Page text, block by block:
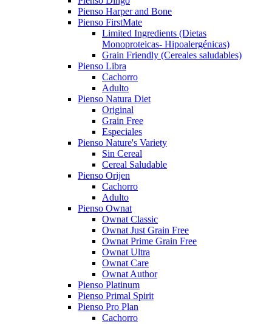
Pienso Harper and Bone
Pienso FirstMate
Limited Ingredients (Dietas
Monoproteicas- Hipoalergénicas)
Grain Friendly (Cereales saludables)
Pienso Libra
Cachorro
Adulto
Pienso Natura Diet
Original
Grain Free
Especiales
Pienso Nature's Variety
Sin Cereal
Cereal Saludable
Pienso Orijen
Cachorro
Adulto
Pienso Ownat
Ownat Classic
Ownat Just Grain Free
Ownat Prime Grain Free
Ownat Ultra
Ownat Care
Ownat Author
Pienso Platinum
Pienso Primal Spirit
Pienso Pro Plan
Cachorro